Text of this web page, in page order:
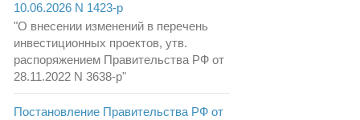
10.06.2026 N 1423-р
"О внесении изменений в перечень
инвестиционных проектов, утв.
распоряжением Правительства РФ от
28.11.2022 N 3638-р"
Постановление Правительства РФ от